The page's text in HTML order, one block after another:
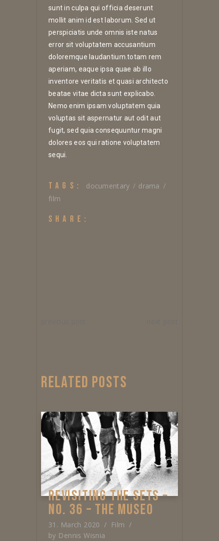
sunt in culpa qui officia deserunt
mollit anim id est laborum. Sed ut
perspiciatis unde omnis iste natus
error sit voluptatem accusantium
doloremque laudantium.totam rem
aperiam, eaque ipsa quae ab illo
inventore veritatis et quasi architecto
beatae vitae dicta sunt explicabo.
Nemo enim ipsam voluptatem quia
voluptas sit aspernatur aut odit aut
fugit, sed quia consequuntur magni
dolores eos qui ratione voluptatem
sequi.
TAGS: documentary
drama
film
SHARE:
RELATED POSTS
REVISITING THE SETS –
NO. 36 – THE MUSEO
31. March 2020
Film
by Dennis Wisnia